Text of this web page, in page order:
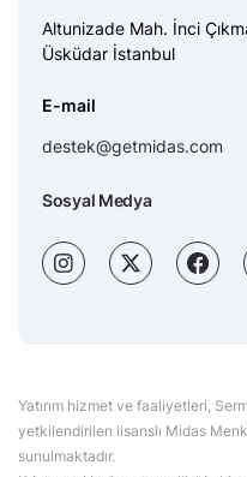
Altunizade Mah. İnci
Üsküdar İstanbul
E-mail
destek@getmidas.com
Sosyal Medya
Yatırım hizmet ve faaliyetleri,
yetkilendirilen lisanslı Midas
sunulmaktadır.